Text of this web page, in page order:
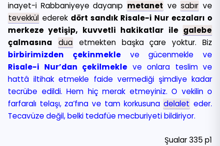
inayet-i Rabbaniyeye dayanıp metanet ve sabır ve
tevekkül ederek dört sandık Risale-i Nur eczaları o
merkeze yetişip, kuvvetli hakikatlar ile galebe
çalmasına
dua etmekten başka çare yoktur. Biz
birbirimizden çekinmekleve gücenmekle ve
Risale-i Nur’dan çekilmekle ve onlara teslim ve
hattâ iltihak etmekle faide vermediği şimdiye kadar
tecrübe edildi. Hem hiç merak etmeyiniz. O vekilin o
farfaralı telaşı, za’fına ve tam korkusuna delalet eder.
Tecavüze değil, belki tedafüe mecburiyeti bildiriyor.
Şualar 335 p1